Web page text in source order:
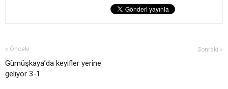
« Önceki
Gümüşkaya’da keyifler yerine
geliyor 3-1
Sonraki »